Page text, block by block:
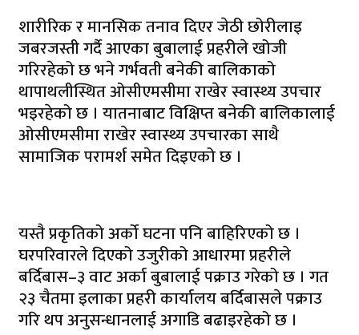
शारीरिक र मानसिक तनाव दिएर जेठी छोरीलाइ
जबरजस्ती गर्दै आएका बुबालाई प्रहरीले खोजी
गरिरहेको छ भने गर्भवती बनेकी बालिकाको
थापाथलीस्थित ओसीएमसीमा राखेर स्वास्थ्य उपचार
भइरहेको छ । यातनाबाट विक्षिप्त बनेकी बालिकालाई
ओसीएमसीमा राखेर स्वास्थ्य उपचारका साथै
सामाजिक परामर्श समेत दिइएको छ ।
यस्तै प्रकृतिको अर्को घटना पनि बाहिरिएको छ ।
घरपरिवारले दिएको उजुरीको आधारमा प्रहरीले
बर्दिबास–३ वाट अर्का बुबालाई पक्राउ गरेको छ । गत
२३ चैतमा इलाका प्रहरी कार्यालय बर्दिबासले पक्राउ
गरि थप अनुसन्धानलाई अगाडि बढाइरहेको छ ।